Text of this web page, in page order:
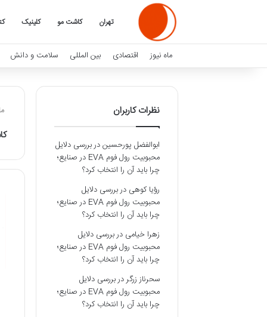
تهران کاشت مو کلینیک
ماه نیوز اقتصادی بین المللی سلامت و دانش
نظرات کاربران
ابوالفضل پورحسیندربررسی دلایل
محبوبیت رول فوم EVA در صنایع؛
چرا باید آن را انتخاب کرد؟
رؤیا کوهی دربررسی دلایل
محبوبیت رول فوم EVA در صنایع؛
چرا باید آن را انتخاب کرد؟
زهرا خیامی دربررسی دلایل
محبوبیت رول فوم EVA در صنایع؛
چرا باید آن را انتخاب کرد؟
سحرناز زرگردربررسی دلایل
محبوبیت رول فوم EVA در صنایع؛
چرا باید آن را انتخاب کرد؟